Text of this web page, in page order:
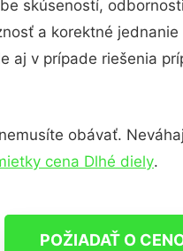
skúseností,
a korektné
aj v prípade riešenia
obávať.
cena Dlhé diely.
POŽIADAŤ O